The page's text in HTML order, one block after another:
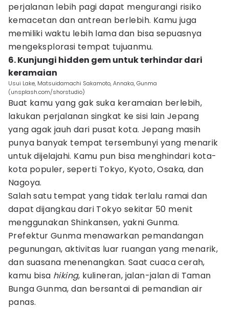
perjalanan lebih pagi dapat mengurangi risiko
kemacetan dan antrean berlebih. Kamu juga
memiliki waktu lebih lama dan bisa sepuasnya
mengeksplorasi tempat tujuanmu.
6. Kunjungi hidden gem untuk terhindar dari
keramaian
Usui Lake, Matsuidamachi Sakamoto, Annaka, Gunma
(unsplash.com/shorstudio)
Buat kamu yang gak suka keramaian berlebih,
lakukan perjalanan singkat ke sisi lain Jepang
yang agak jauh dari pusat kota. Jepang masih
punya banyak tempat tersembunyi yang menarik
untuk dijelajahi. Kamu pun bisa menghindari kota-
kota populer, seperti Tokyo, Kyoto, Osaka, dan
Nagoya.
Salah satu tempat yang tidak terlalu ramai dan
dapat dijangkau dari Tokyo sekitar 50 menit
menggunakan Shinkansen, yakni Gunma.
Prefektur Gunma menawarkan pemandangan
pegunungan, aktivitas luar ruangan yang menarik,
dan suasana menenangkan. Saat cuaca cerah,
kamu bisa hiking, kulineran, jalan-jalan di Taman
Bunga Gunma, dan bersantai di pemandian air
panas.